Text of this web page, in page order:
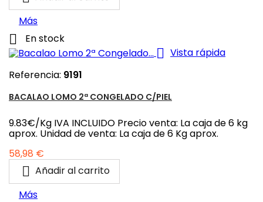
Más
 En stock
 Vista rápida
Referencia: 9191
BACALAO LOMO 2ª CONGELADO C/PIEL
9.83€/Kg IVA INCLUIDO Precio venta: La caja de 6 kg
aprox. Unidad de venta: La caja de 6 Kg aprox.
Precio
58,98 €
 Añadir al carrito
Más